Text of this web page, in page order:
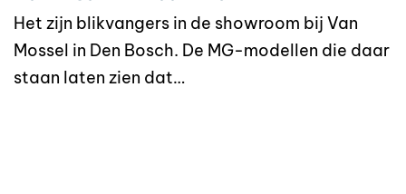
Het zijn blikvangers in de showroom bij Van
Mossel in Den Bosch. De MG-modellen die daar
staan laten zien dat…